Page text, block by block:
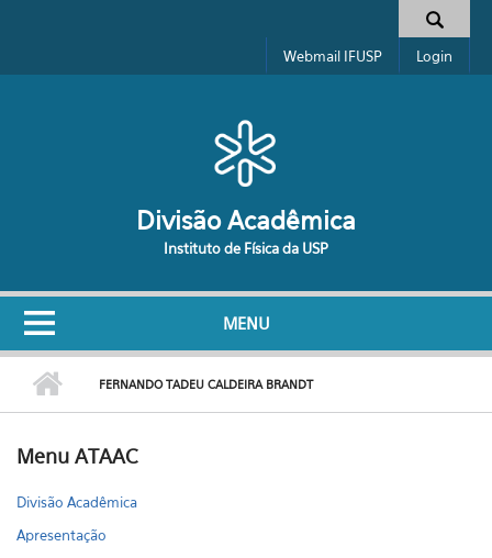
Formulário de busca
Webmail IFUSP Login
Divisão Acadêmica
Instituto de Física da USP
MENU
FERNANDO TADEU CALDEIRA BRANDT
Menu ATAAC
Divisão Acadêmica
Apresentação